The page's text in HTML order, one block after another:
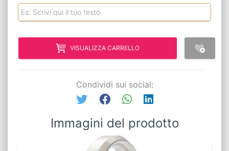
VISUALIZZA CARRELLO
Condividi sui social:
Immagini del prodotto